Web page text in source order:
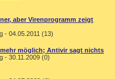
aber Virenprogramm zeigt
- 04.05.2011 (13)
möglich; Antivir sagt nichts
- 30.11.2009 (0)